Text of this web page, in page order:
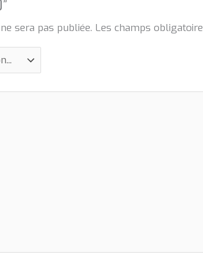
sera pas publiée. Les champs